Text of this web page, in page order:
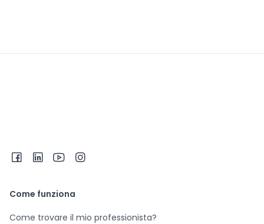
Come funziona
Come trovare il mio professionista?